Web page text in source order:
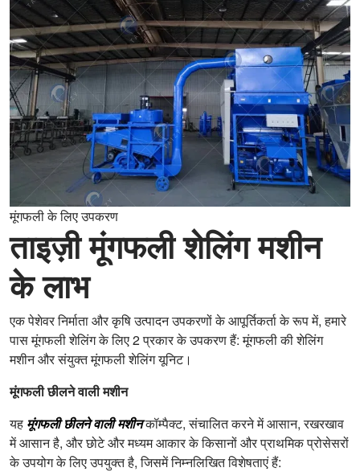
मूंगफली के लिए उपकरण
ताइज़ी मूंगफली शेलिंग मशीन
के लाभ
एक पेशेवर निर्माता और कृषि उत्पादन उपकरणों के आपूर्तिकर्ता के रूप में, हमारे
पास मूंगफली शेलिंग के लिए 2 प्रकार के उपकरण हैं: मूंगफली की शेलिंग
मशीन और संयुक्त मूंगफली शेलिंग यूनिट।
मूंगफली छीलने वाली मशीन
यह मूंगफली छीलने वाली मशीनकॉम्पैक्ट, संचालित करने में आसान, रखरखाव
में आसान है, और छोटे और मध्यम आकार के किसानों और प्राथमिक प्रोसेसरों
के उपयोग के लिए उपयुक्त है, जिसमें निम्नलिखित विशेषताएं हैं: